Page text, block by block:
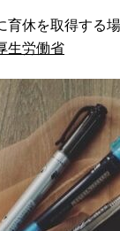
休を取得する
生労働省